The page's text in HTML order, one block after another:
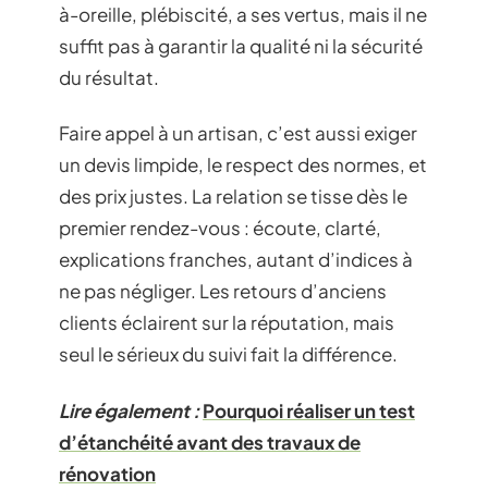
à-oreille, plébiscité, a ses vertus, mais il ne
suffit pas à garantir la qualité ni la sécurité
du résultat.
Faire appel à un artisan, c’est aussi exiger
un devis limpide, le respect des normes, et
des prix justes. La relation se tisse dès le
premier rendez-vous : écoute, clarté,
explications franches, autant d’indices à
ne pas négliger. Les retours d’anciens
clients éclairent sur la réputation, mais
seul le sérieux du suivi fait la différence.
Lire également :Pourquoi réaliser un test
d’étanchéité avant des travaux de
rénovation